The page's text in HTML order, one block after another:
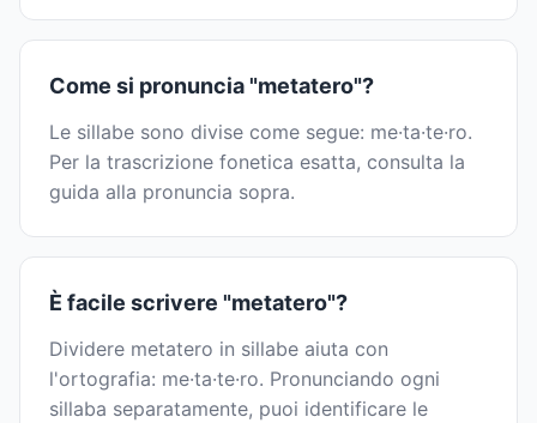
Come si pronuncia "metatero"?
Le sillabe sono divise come segue: me·ta·te·ro.
Per la trascrizione fonetica esatta, consulta la
guida alla pronuncia sopra.
È facile scrivere "metatero"?
Dividere metatero in sillabe aiuta con
l'ortografia: me·ta·te·ro. Pronunciando ogni
sillaba separatamente, puoi identificare le